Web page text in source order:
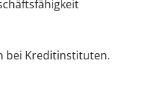
bei Kreditinstituten.